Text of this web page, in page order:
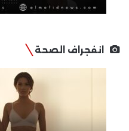
انفجراف الصحة